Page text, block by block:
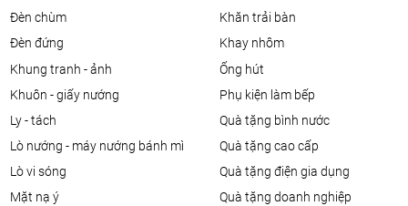
đèn chùm
đèn đứng
khăn trải bàn
khay nhôm
khung tranh - ảnh
khuôn - giấy nướng
ly - tách
lò nướng - máy nướng bánh mì
lò vi sóng
mặt nạ ý
ống hút
phụ kiện làm bếp
quà tặng bình nước
quà tặng cao cấp
quà tặng điện gia dụng
quà tặng doanh nghiệp